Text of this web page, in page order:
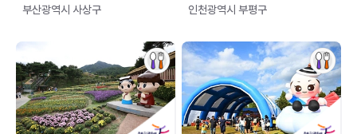
부산광역시 사상구
인천광역시 부평구